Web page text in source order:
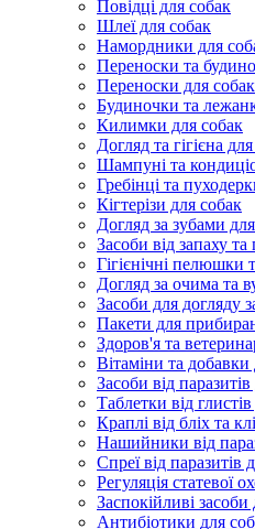
Повідці для собак
Шлеї для собак
Намордники для
Переноски та
Переноски для собак
Будиночки та
Килимки для собак
Догляд та гігієна
Шампуні та
Гребінці та
Кігтерізи для собак
Догляд за зубами
Засоби від запаху
Гігієнічні пелюшки
Догляд за очима та
Засоби для догляду
Пакети для
Здоров'я та
Вітаміни та добавки
Засоби від
Таблетки від
Краплі від бліх та
Нашийники від
Спреї від паразитів
Регуляція статевої
Заспокійливі засоби
Антибіотики для